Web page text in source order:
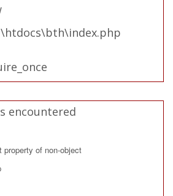
encountered
property of non-object